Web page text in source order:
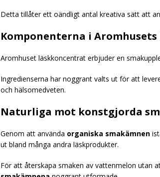
Detta tillåter ett oändligt antal kreativa sätt att
Komponenterna i
Aromhuset läskkoncentrat erbjuder en
Ingredienserna har noggrant valts ut för att
och hälsomedveten.
Naturliga mot konstgjorda
Genom att använda organiska smakämnen
ut bland många andra läskprodukter.
För att återskapa smaken av vattenmelon utan